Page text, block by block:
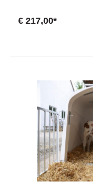
Boden verankert.
Anforderungen
kurzMaße: Länge 215
€ 217,00*